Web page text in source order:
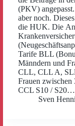
(PKV)
aber noch.
die HUK. Die
Tarife BLL
Männdern und
CLL, CLL A,
Frauen
CCL S10 / S20…
Sven